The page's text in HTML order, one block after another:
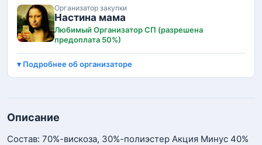
Организатор закупки
Настина мама
Любимый Организатор СП (разрешена
предоплата 50%)
Подробнее об организаторе
Описание
Состав: 70%-вискоза, 30%-полиэстер Акция Минус 40%